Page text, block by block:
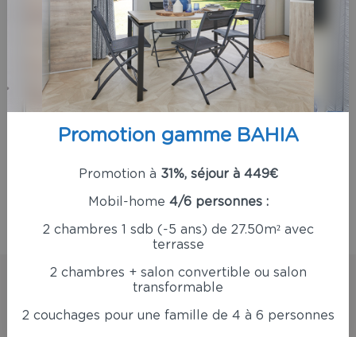
Promotion gamme BAHIA
Promotion à 31%, séjour à 449€
Mobil-home 4/6 personnes :
2 chambres 1 sdb (-5 ans) de 27.50m² avec
terrasse
2 chambres + salon convertible ou salon
transformable
2 couchages pour une famille de 4 à 6 personnes
ensemble monastique remarquablement conservé.
Déambulant sans précipitation, admirez la belle
abbatiale et le seul cloître roman complet de
l’Ouest français.
Si vous cherchez une location de mobil-home
02 51 55 11 35.
Avis clients